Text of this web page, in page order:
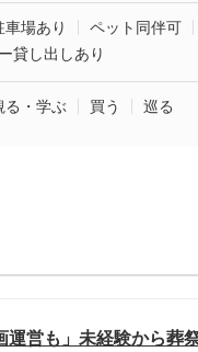
車場あり ペット同伴可
貸し出しあり
る・学ぶ 買う 巡る
運営も」未経験から葬